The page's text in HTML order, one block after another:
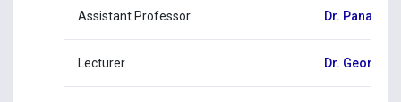
Assistant Professor Dr.
Lecturer Dr.